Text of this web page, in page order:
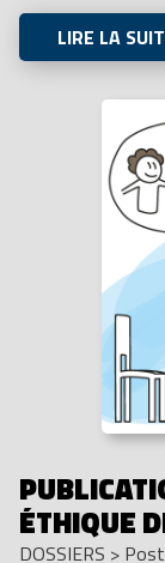
LIRE LA
ÉTHIQUE
DOSSIERS >